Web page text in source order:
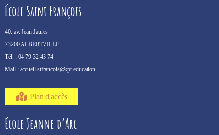
École Saint François
40, av. Jean Jaurès
73200 ALBERTVILLE
Tél. : 04 79 32 43 74
Mail : accueil.stfrancois@spt.education
Plan d'accès
École Jeanne d’Arc